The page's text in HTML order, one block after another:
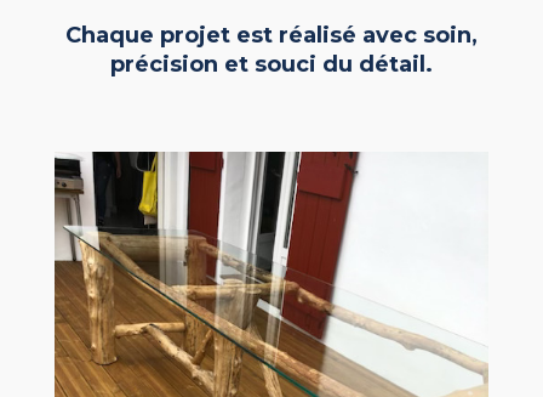
Chaque projet est réalisé avec soin,
précision et souci du détail.